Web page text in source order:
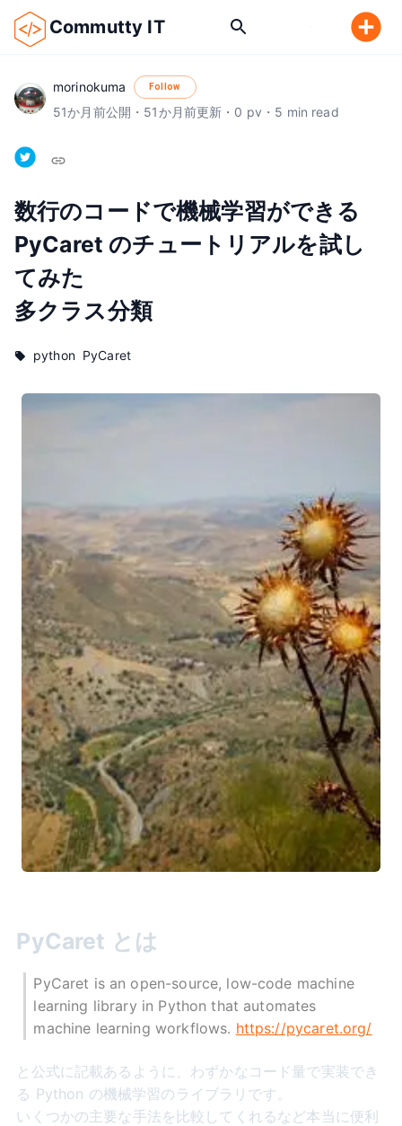
Commutty IT
morinokuma Follow
51か月前公開 ・ 51か月前更新 ・ 0 pv ・ 5 min read
数行のコードで機械学習ができる
PyCaret のチュートリアルを試し
てみた
多クラス分類
python PyCaret
PyCaret とは
PyCaret is an open-source, low-code machine
learning library in Python that automates
machine learning workflows. https://pycaret.org/
と公式に記載あるように、わずかなコード量で実装でき
る Python の機械学習のライブラリです。
いくつかの主要な手法を比較してくれるなど本当に便利